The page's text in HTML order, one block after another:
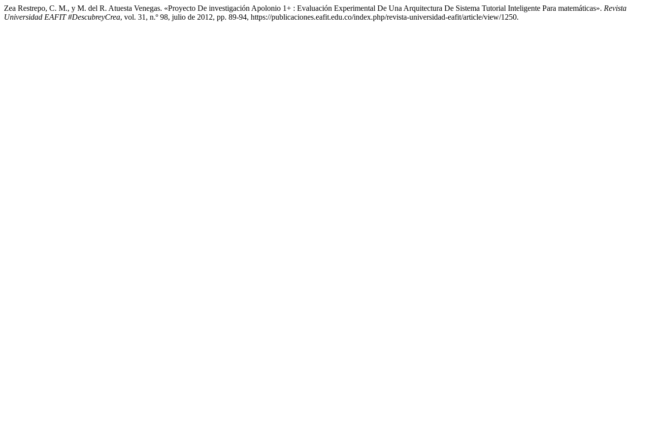
Zea Restrepo, C. M., y M. del R. Atuesta Venegas. «Proyecto De investigación Apolonio 1+ : Evaluación Experimental De Una Arquitectura De Sistema Tutorial Inteligente Para matemáticas». Revista
Universidad EAFIT #DescubreyCrea, vol. 31, n.º 98, julio de 2012, pp. 89-94, https://publicaciones.eafit.edu.co/index.php/revista-universidad-eafit/article/view/1250.